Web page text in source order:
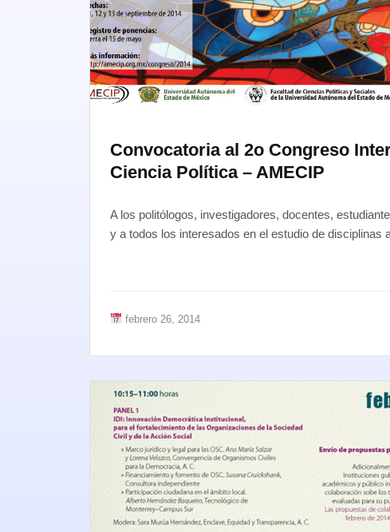
Convocatoria al 2o Congreso
Ciencia Política – AMECIP
A los politólogos, investigadores, docentes,
y a todos los interesados en el estudio de disciplinas
febrero 26, 2014